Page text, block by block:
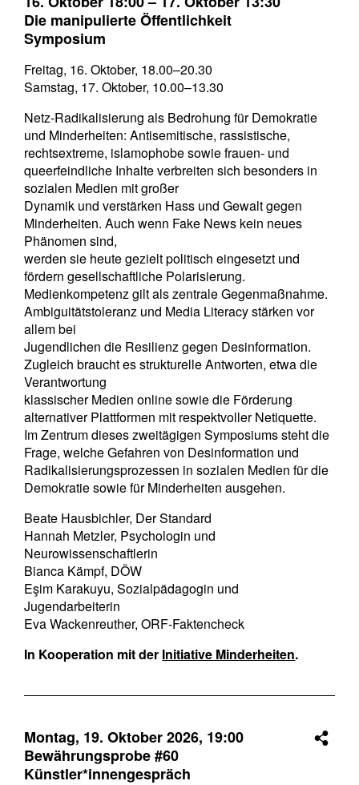
Die manipulierte Öffentlichkeit
Symposium
Freitag, 16. Oktober, 18.00–20.30
Samstag, 17. Oktober, 10.00–13.30
Netz-Radikalisierung als Bedrohung für Demokratie
und Minderheiten: Antisemitische, rassistische,
rechtsextreme, islamophobe sowie frauen- und
queerfeindliche Inhalte verbreiten sich besonders in
sozialen Medien mit großer
Dynamik und verstärken Hass und Gewalt gegen
Minderheiten. Auch wenn Fake News kein neues
Phänomen sind,
werden sie heute gezielt politisch eingesetzt und
fördern gesellschaftliche Polarisierung.
Medienkompetenz gilt als zentrale Gegenmaßnahme.
Ambiguitätstoleranz und Media Literacy stärken vor
allem bei
Jugendlichen die Resilienz gegen Desinformation.
Zugleich braucht es strukturelle Antworten, etwa die
Verantwortung
klassischer Medien online sowie die Förderung
alternativer Plattformen mit respektvoller Netiquette.
Im Zentrum dieses zweitägigen Symposiums steht die
Frage, welche Gefahren von Desinformation und
Radikalisierungsprozessen in sozialen Medien für die
Demokratie sowie für Minderheiten ausgehen.
Beate Hausbichler, Der Standard
Hannah Metzler, Psychologin und
Neurowissenschaftlerin
Bianca Kämpf, DÖW
Eşim Karakuyu, Sozialpädagogin und
Jugendarbeiterin
Eva Wackenreuther, ORF-Faktencheck
In Kooperation mit der Initiative Minderheiten.
Montag, 19. Oktober 2026, 19:00
Bewährungsprobe #60
Künstler*innengespräch